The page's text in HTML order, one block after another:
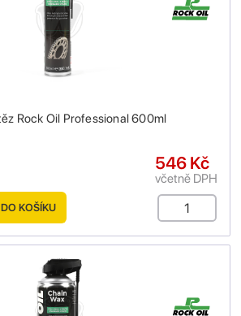
Rock Oil Professional 600ml
546 Kč
včetně DPH
KOŠÍKU